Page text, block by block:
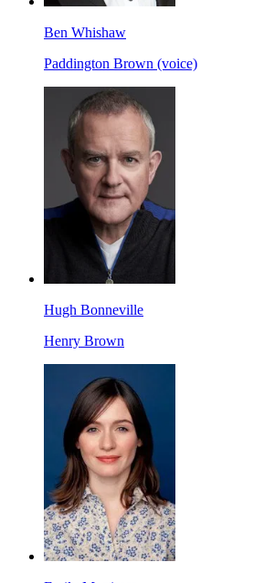
Ben Whishaw
Paddington Brown (voice)
Hugh Bonneville
Henry Brown